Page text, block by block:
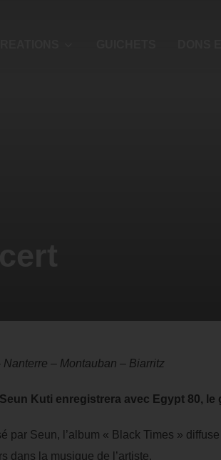
– Montauban – Biarritz
Kuti enregistrera avec Egypt 80,
par Seun, l’album « Black Times »
dans la musique de l’artiste.